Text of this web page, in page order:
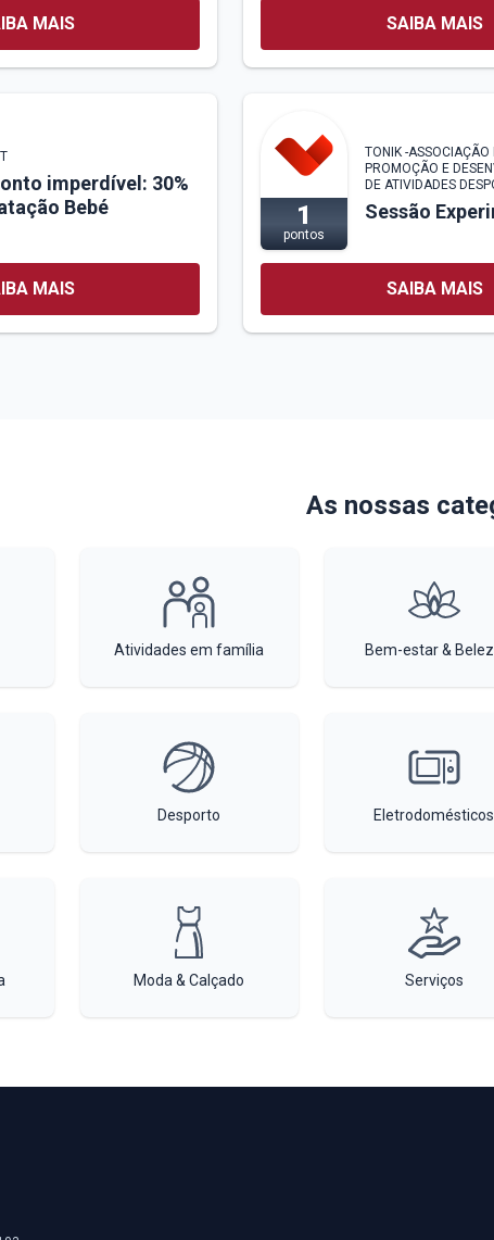
MAIS SAIBA MAIS
imperdível: 30%
Bebé
MAIS
1
pontos
TONIK -ASSOCIAÇÃO
PROMOÇÃO E
DE ATIVIDADES
Sessão
SAIBA MAIS
As nossas
Atividades em família Bem-estar &
Desporto Eletrodomésticos
Moda & Calçado Serviços